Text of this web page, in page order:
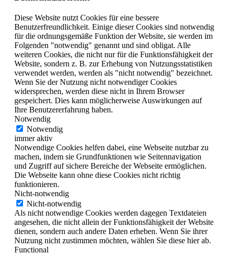
Diese Website nutzt Cookies für eine bessere
Benutzerfreundlichkeit. Einige dieser Cookies sind notwendig
für die ordnungsgemäße Funktion der Website, sie werden im
Folgenden "notwendig" genannt und sind obligat. Alle
weiteren Cookies, die nicht nur für die Funktionsfähigkeit der
Website, sondern z. B. zur Erhebung von Nutzungsstatistiken
verwendet werden, werden als "nicht notwendig" bezeichnet.
Wenn Sie der Nutzung nicht notwendiger Cookies
widersprechen, werden diese nicht in Ihrem Browser
gespeichert. Dies kann möglicherweise Auswirkungen auf
Ihre Benutzererfahrung haben.
Notwendig
Notwendig
immer aktiv
Notwendige Cookies helfen dabei, eine Webseite nutzbar zu
machen, indem sie Grundfunktionen wie Seitennavigation
und Zugriff auf sichere Bereiche der Webseite ermöglichen.
Die Webseite kann ohne diese Cookies nicht richtig
funktionieren.
Nicht-notwendig
Nicht-notwendig
Als nicht notwendige Cookies werden dagegen Textdateien
angesehen, die nicht allein der Funktionsfähigkeit der Website
dienen, sondern auch andere Daten erheben. Wenn Sie ihrer
Nutzung nicht zustimmen möchten, wählen Sie diese hier ab.
Functional